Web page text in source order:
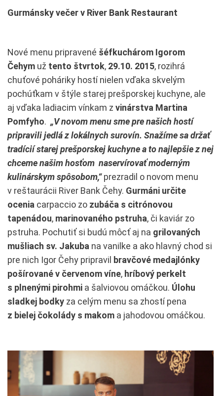
Gurmánsky večer v River Bank Restaurant
Nové menu pripravené šéfkuchárom Igorom
Čehym už tento štvrtok, 29.10. 2015, rozihrá
chuťové poháriky hostí nielen vďaka skvelým
pochúťkam v štýle starej prešporskej kuchyne, ale
aj vďaka ladiacim vínkam z vinárstva Martina
Pomfyho. „V novom menu sme pre našich hostí
pripravili jedlá z lokálnych surovín. Snažíme sa držať
tradícií starej prešporskej kuchyne a to najlepšie z nej
chceme našim hosťom naservírovať moderným
kulinárskym spôsobom,“prezradil o novom menu
v reštaurácii River Bank Čehy. Gurmáni určite
ocenia carpaccio zo zubáča s citrónovou
tapenádou, marinovaného pstruha, či kaviár zo
pstruha. Pochutiť si budú môcť aj na grilovaných
mušliach sv. Jakuba na vanilke a ako hlavný chod si
pre nich Igor Čehy pripravil bravčové medajlónky
pošírované v červenom víne, hríbový perkelt
s plnenými pirohmi a šalviovou omáčkou. Úlohu
sladkej bodky za celým menu sa zhostí pena
z bielej čokolády s makom a jahodovou omáčkou.